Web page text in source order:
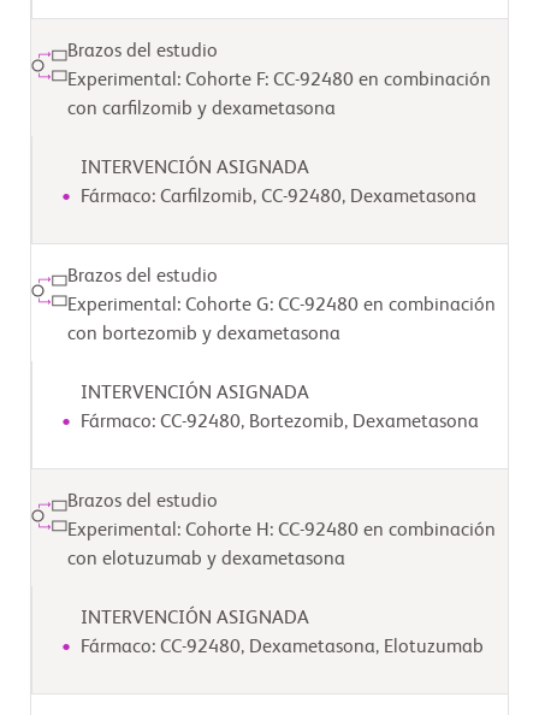
Brazos del estudio
Experimental: Cohorte F: CC-92480 en combinación
con carfilzomib y dexametasona
INTERVENCIÓN ASIGNADA
Fármaco: Carfilzomib, CC-92480, Dexametasona
Brazos del estudio
Experimental: Cohorte G: CC-92480 en combinación
con bortezomib y dexametasona
INTERVENCIÓN ASIGNADA
Fármaco: CC-92480, Bortezomib, Dexametasona
Brazos del estudio
Experimental: Cohorte H: CC-92480 en combinación
con elotuzumab y dexametasona
INTERVENCIÓN ASIGNADA
Fármaco: CC-92480, Dexametasona, Elotuzumab